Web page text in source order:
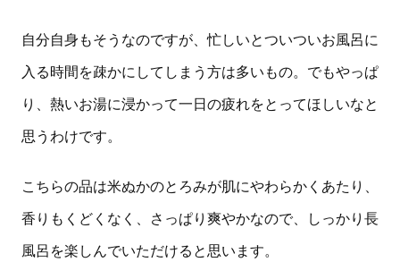
自分自身もそうなのですが、忙しいとついついお風呂に
入る時間を疎かにしてしまう方は多いもの。でもやっぱ
り、熱いお湯に浸かって一日の疲れをとってほしいなと
思うわけです。
こちらの品は米ぬかのとろみが肌にやわらかくあたり、
香りもくどくなく、さっぱり爽やかなので、しっかり長
風呂を楽しんでいただけると思います。